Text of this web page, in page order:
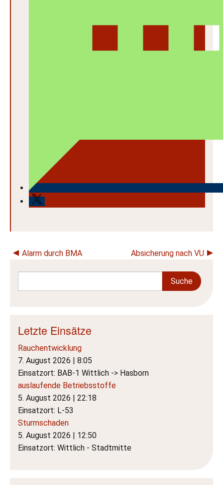
Beitragsnavigation
Alarm durch BMA Absicherung nach VU
Letzte Einsätze
Rauchentwicklung
7. August 2026 | 8:05
Einsatzort: BAB-1 Wittlich -> Hasborn
auslaufende Betriebsstoffe
5. August 2026 | 22:18
Einsatzort: L-53
Sturmschaden
5. August 2026 | 12:50
Einsatzort: Wittlich - Stadtmitte